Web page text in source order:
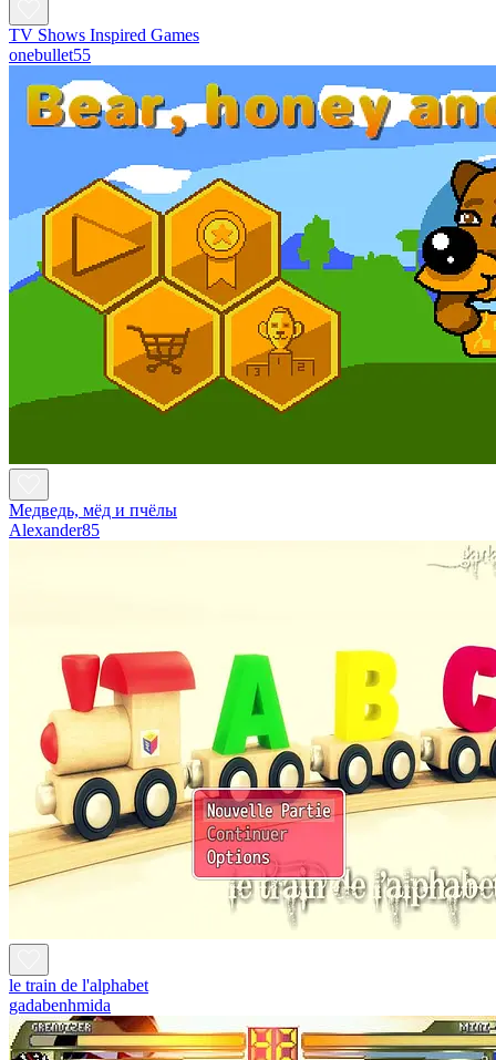
TV Shows Inspired Games
onebullet55
Медведь, мёд и пчёлы
Alexander85
le train de l'alphabet
gadabenhmida